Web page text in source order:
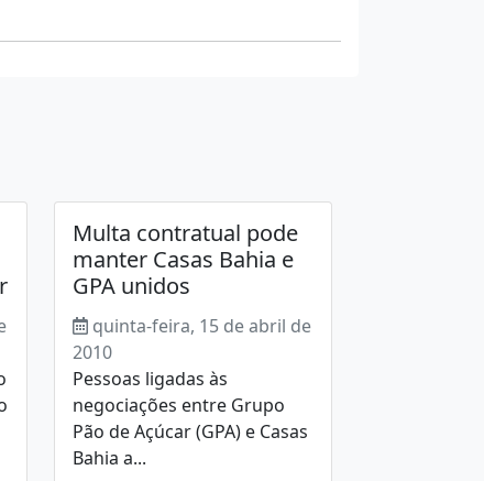
Multa contratual pode
manter Casas Bahia e
GPA unidos
quinta-feira, 15 de abril de
2010
Pessoas ligadas às
negociações entre Grupo
Pão de Açúcar (GPA) e Casas
Bahia a...